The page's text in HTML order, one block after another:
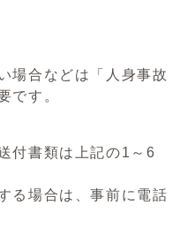
場合などは「人身事故
です。
付書類は上記の1～6
る場合は、事前に電話